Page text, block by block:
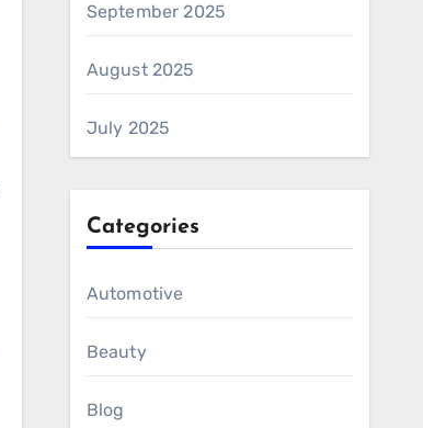
September 2025
August 2025
July 2025
Categories
Automotive
Beauty
Blog